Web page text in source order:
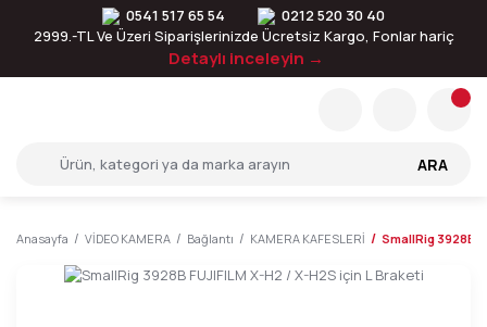
0541 517 65 54
0212 520 30 40
2999.-TL Ve Üzeri Siparişlerinizde Ücretsiz Kargo, Fonlar hariç
Detaylı inceleyin →
ARA
Anasayfa VİDEO KAMERA Bağlantı KAMERA KAFESLERİ SmallRig 3928B